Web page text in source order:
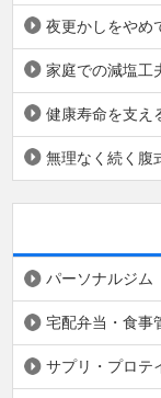
夜更かしをやめ
家庭での減塩工
健康寿命を支え
無理なく続く腹
パーソナルジム
宅配弁当・食事
サプリ・プロテ